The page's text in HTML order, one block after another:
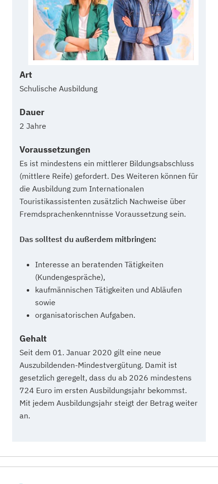
Art
Schulische Ausbildung
Dauer
2 Jahre
Voraussetzungen
Es ist mindestens ein mittlerer Bildungsabschluss
(mittlere Reife) gefordert. Des Weiteren können für
die Ausbildung zum Internationalen
Touristikassistenten zusätzlich Nachweise über
Fremdsprachenkenntnisse Voraussetzung sein.
Das solltest du außerdem mitbringen:
Interesse an beratenden Tätigkeiten
(Kundengespräche),
kaufmännischen Tätigkeiten und Abläufen
sowie
organisatorischen Aufgaben.
Gehalt
Seit dem 01. Januar 2020 gilt eine neue
Auszubildenden-Mindestvergütung. Damit ist
gesetzlich geregelt, dass du ab 2026 mindestens
724 Euro im ersten Ausbildungsjahr bekommst.
Mit jedem Ausbildungsjahr steigt der Betrag weiter
an.